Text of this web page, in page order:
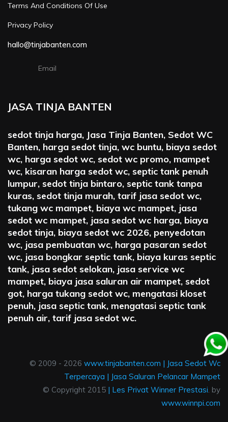
Terms And Conditions Of Use
Privacy Policy
hallo@tinjabanten.com
Email
JASA TINJA BANTEN
sedot tinja harga, Jasa Tinja Banten, Sedot WC
Banten, harga sedot tinja, wc buntu, biaya sedot
wc, harga sedot wc, sedot wc promo, mampet
wc, kisaran harga sedot wc, septic tank penuh
lumpur, sedot tinja bintaro, septic tank tanpa
kuras, sedot tinja murah, tarif jasa sedot wc,
tukang wc mampet, biaya wc mampet, jasa
sedot wc mampet, jasa sedot wc harga, biaya
sedot tinja, biaya sedot wc 2026, penyedotan
wc, jasa pembuatan wc, harga pasaran sedot
wc, jasa bongkar septic tank, biaya kuras septic
tank, jasa sedot selokan, jasa service wc
mampet, biaya jasa saluran air mampet, sedot
got, harga tukang sedot wc, mengatasi kloset
penuh, jasa septic tank, mengatasi septic tank
penuh air, tarif jasa sedot wc.
© 2009 - 2026 www.tinjabanten.com | Jasa Sedot Wc
Terpercaya | Jasa Saluran Pelancar Mampet
© Copyright 2015 | Les Privat Winner Prestasi . by
www.winnpi.com